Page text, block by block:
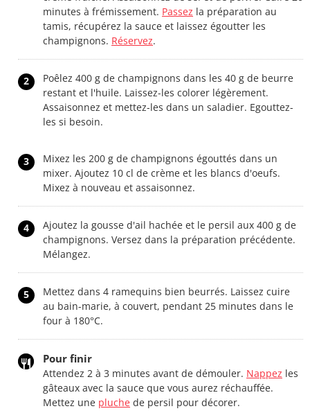
minutes à frémissement. Passez la préparation au
tamis, récupérez la sauce et laissez égoutter les
champignons. Réservez.
2
Poêlez 400 g de champignons dans les 40 g de beurre
restant et l'huile. Laissez-les colorer légèrement.
Assaisonnez et mettez-les dans un saladier. Egouttez-
les si besoin.
3
Mixez les 200 g de champignons égouttés dans un
mixer. Ajoutez 10 cl de crème et les blancs d'oeufs.
Mixez à nouveau et assaisonnez.
4
Ajoutez la gousse d'ail hachée et le persil aux 400 g de
champignons. Versez dans la préparation précédente.
Mélangez.
5
Mettez dans 4 ramequins bien beurrés. Laissez cuire
au bain-marie, à couvert, pendant 25 minutes dans le
four à 180°C.
Pour finir
Attendez 2 à 3 minutes avant de démouler. Nappez les
gâteaux avec la sauce que vous aurez réchauffée.
Mettez une pluche de persil pour décorer.